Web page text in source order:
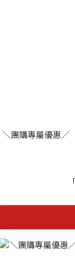
-製程
＼團購專屬優惠／
海自慢選用來自
質、Omega-3 脂
素，魚油中的
智利南海為鮭魚之
魚隻體內儲存更豐
緻，且極具營養價